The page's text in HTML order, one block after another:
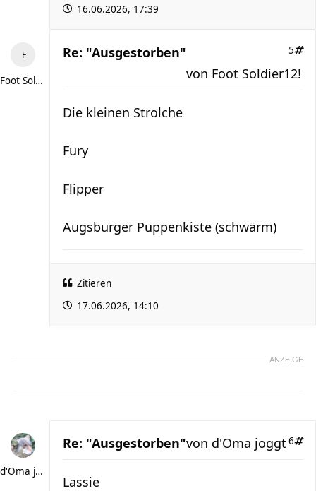
16.06.2026, 17:39
Foot Soldier12!
Re: "Ausgestorben" 5
von Foot Soldier12!
Die kleinen Strolche
Fury
Flipper
Augsburger Puppenkiste (schwärm)
Zitieren
17.06.2026, 14:10
ANZEIGE
d'Oma joggt
Re: "Ausgestorben" 6
von d'Oma joggt
Lassie